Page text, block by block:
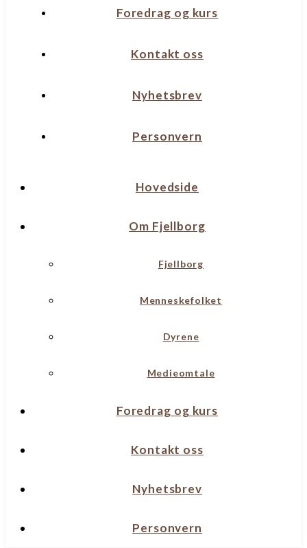
Foredrag og kurs
Kontakt oss
Nyhetsbrev
Personvern
Hovedside
Om Fjellborg
Fjellborg
Menneskefolket
Dyrene
Medieomtale
Foredrag og kurs
Kontakt oss
Nyhetsbrev
Personvern